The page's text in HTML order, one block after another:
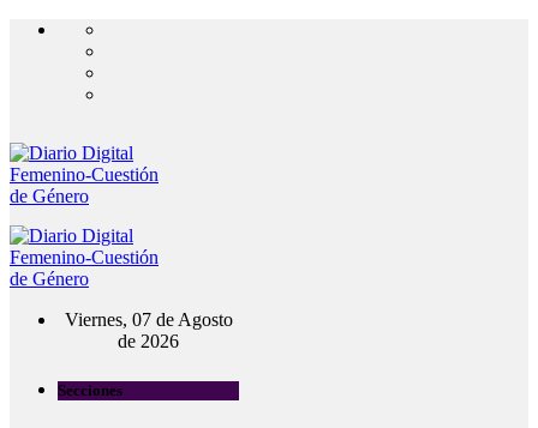
Viernes, 07 de Agosto
de 2026
Secciones